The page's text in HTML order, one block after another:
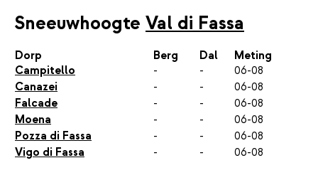
Sneeuwhoogte Val di Fassa
Dorp Berg Dal
Meting
Campitello
- -
06-08
Canazei
- -
06-08
Falcade
- -
06-08
Moena
- -
06-08
Pozza di Fassa
- -
06-08
Vigo di Fassa
- - 06-08